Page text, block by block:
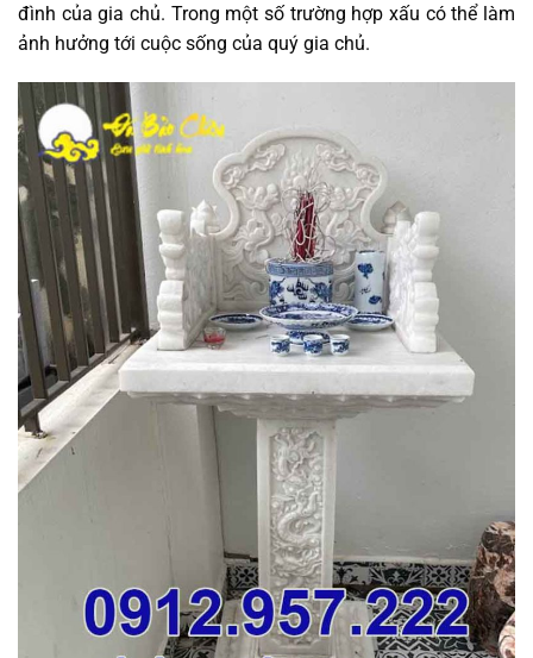
đình của gia chủ. Trong một số trường hợp xấu có thể làm
ảnh hưởng tới cuộc sống của quý gia chủ.